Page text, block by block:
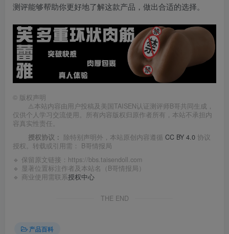
测评能够帮助你更好地了解这款产品，做出合适的选择。
© 版权声明
⚠️本站内容由用户投稿及美国TAISEN认证测评师B哥共同生成，
仅供个人学习交流使用。所有内容版权归原作者所有，本站不承担内
容真实性责任。
授权协议： 除特别声明外，本站原创内容遵循 CC BY 4.0 协议
授权。转载或引用需： B哥情报局
🔹 保留原文链接： https://bbs.taisendoll.com
🔹 显著位置标注作者及本站名（B哥情报局）
🔹 商业使用需联系授权中心
THE END
产品百科